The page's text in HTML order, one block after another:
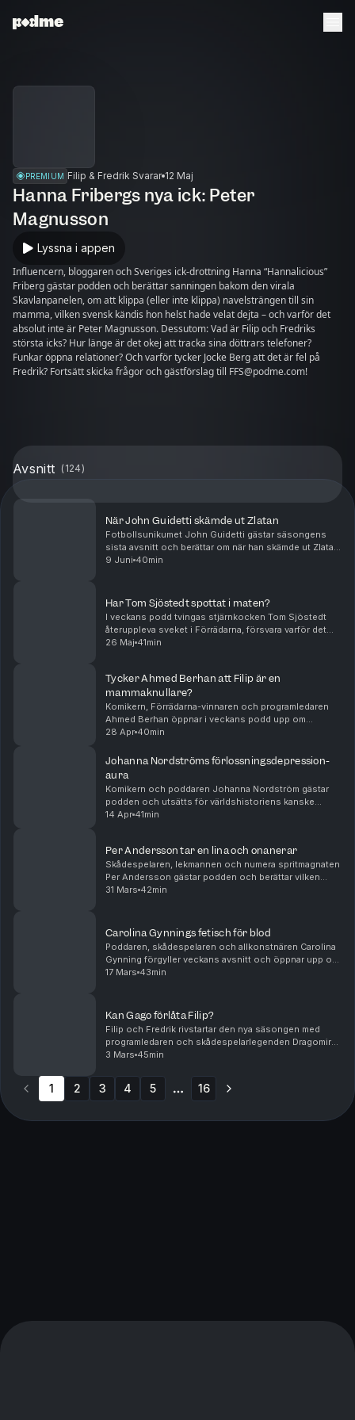
PREMIUM Filip & Fredrik Svarar 12 Maj
Hanna Fribergs nya ick: Peter
Magnusson
Lyssna i appen
Influencern, bloggaren och Sveriges ick-drottning Hanna “Hannalicious”
Friberg gästar podden och berättar sanningen bakom den virala
Skavlanpanelen, om att klippa (eller inte klippa) navelsträngen till sin
mamma, vilken svensk kändis hon helst hade velat dejta – och varför det
absolut inte är Peter Magnusson. Dessutom: Vad är Filip och Fredriks
största icks? Hur länge är det okej att tracka sina döttrars telefoner?
Funkar öppna relationer? Och varför tycker Jocke Berg att det är fel på
Fredrik? Fortsätt skicka frågor och gästförslag till FFS@podme.com!
Avsnitt ( 124)
När John Guidetti skämde ut Zlatan
Fotbollsunikumet John Guidetti gästar säsongens
sista avsnitt och berättar om när han skämde ut Zlatan
inför Justin Timberlake, varför hans porträtt hänger på
9 Juni 40min
Har Tom Sjöstedt spottat i maten?
I veckans podd tvingas stjärnkocken Tom Sjöstedt
återuppleva sveket i Förrädarna, försvara varför det
fortfarande bara spelas Kent på Lilla Ego och välja
26 Maj 41min
Tycker Ahmed Berhan att Filip är en
mammaknullare?
Komikern, Förrädarna-vinnaren och programledaren
Ahmed Berhan öppnar i veckans podd upp om
autismryktena och varför han kallade Filip för
allvarli...
28 Apr 40min
Johanna Nordströms förlossningsdepression-
aura
Komikern och poddaren Johanna Nordström gästar
podden och utsätts för världshistoriens kanske
sämsta föräldra-peptalk, berättar om Edvins ständiga
14 Apr 41min
Per Andersson tar en lina och onanerar
Skådespelaren, lekmannen och numera spritmagnaten
Per Andersson gästar podden och berättar vilken
kändis som var roligast att bära ut från krogen, varför
31 Mars 42min
Carolina Gynnings fetisch för blod
Poddaren, skådespelaren och allkonstnären Carolina
Gynning förgyller veckans avsnitt och öppnar upp om
hennes märkliga bok med Alex Schulman, Lucia-
17 Mars 43min
Kan Gago förlåta Filip?
Filip och Fredrik rivstartar den nya säsongen med
programledaren och skådespelarlegenden Dragomir
"Gago" Mrsic. Han berättar om sitt nya liv som folkkär,
3 Mars 45min
1 2 3 4 5 16